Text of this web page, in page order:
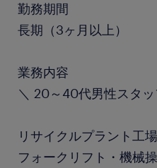
勤務期間
長期（3ヶ月以上）
業務内容
＼ 20～40代男性スタ
リサイクルプラント工
フォークリフト・機械